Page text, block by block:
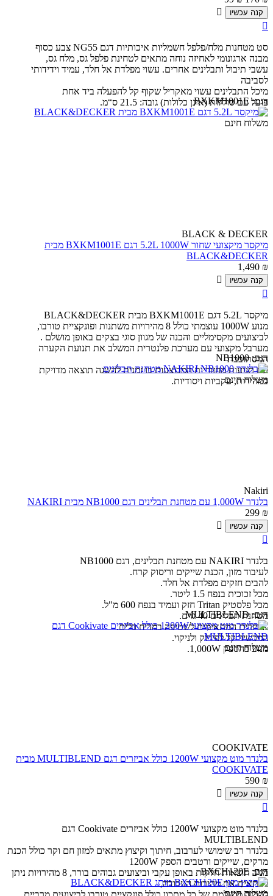
קנה עכשיו


סט מטחנות מלח/פלפל חשמליות איכותיות דגם NG55 צבע כסוף
מבנה ארגונומי לאחיזה נוחה מתאים לטחינת פלפל גס, מלח גס,
עשבי תיבול ותבלינים אחרים. עשוי מפלדת אל חלד, עמיד וידידותי
לסביבה
מיכל התבלינים עשוי מאקריל שקוף קל להפעלה ביד אחת
פועל עם סוללות (אינן כלולות) גובה: 21.5 ס“מ.
דגם: BXKM1001E
משלוח חינם
BLACK & DECKER
מיקסר מיקצועי שחור 5.2L 1000W דגם BXKM1001E מבית
BLACK&DECKER
1,490 ₪
קנה עכשיו


מיקסר 5.2L דגם BXKM1001E מבית BLACK&DECKER
מנוע 1000W עוצמתי כולל 8 מהירויות משתנות ופונקציית טורבו,
לביצועים מקסימליים והכנה של מגוון סוגי בצקים באופן מושלם .
מערבל מקצועי עם מערכת פלנטרית המשלב את תנועת הקערה
המסתובבת
עם תנועות מחזוריות המבוצעות בו זמנית להשגה תוצאה מדויקת
במהירות, עקביות ויסודיות.
דגם: NB1000
משלוח חינם
Nakiri
בלנדר 1,000W עם מטחנת תבלינים דגם NB1000 מבית NAKIRI
299 ₪
קנה עכשיו


בלנדר NAKIRI עם מטחנת תבלינים, דגם NB1000
לעיבוד מזון, הכנת שייקים וריסוק קרח.
להבים חזקים מפלדת אל חלד.
מכל זכוכית בנפח 1.5 ליטר.
מכל פלסטיק Tritan חזק ועמיד בנפח 600 מ"ל.
מטחנת תבלינים 40 גרם.
אביזרים המתאימים לשטיפה במדיח כלים.
המכשיר קל לפירוק ולניקוי.
מנוע בהספק 1,000W.
דגם: MULTIBLEND
משלוח חינם
COOKIVATE
בלנדר מוט מקצועי 1200W כולל אביזרים דגם MULTIBLEND מבית
COOKIVATE
590 ₪
קנה עכשיו


בלנדר מוט מקצועי 1200W כולל אביזרים Cookivate דגם
MULTIBLEND
בלנדר רב שימושי לערבוב, חיתוך וקיצוץ מתאים למזון חם וקר כולל הכנת
מרקים, שייקים ורטבים הספק 1200W
מניב תוצאות חלקות באופן עקבי וביצועים גבוהים בורר, 8 מהירויות ניתן
להתאים את מהירות העבודה,
דגם: BXCH120E
משלוח חינם